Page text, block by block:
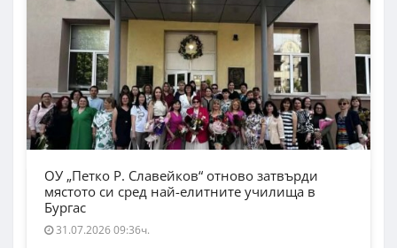
ОУ „Петко Р. Славейков“ отново затвърди
мястото си сред най-елитните училища в
Бургас
31.07.2026 09:36ч.